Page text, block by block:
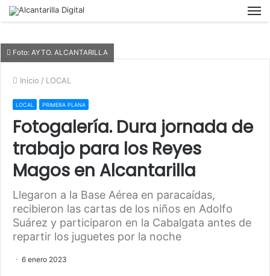
Foto: AYTO. ALCANTARILLA
Inicio / LOCAL
LOCAL PRIMERA PLANA
Fotogalería. Dura jornada de
trabajo para los Reyes
Magos en Alcantarilla
Llegaron a la Base Aérea en paracaídas,
recibieron las cartas de los niños en Adolfo
Suárez y participaron en la Cabalgata antes de
repartir los juguetes por la noche
6 enero 2023